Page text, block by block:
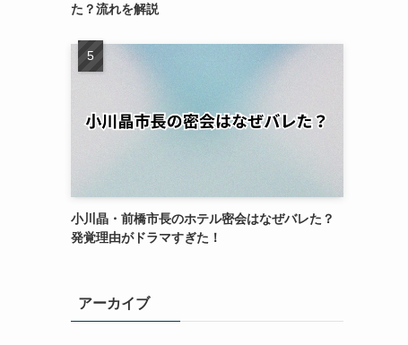
た？流れを解説
小川晶・前橋市長のホテル密会はなぜバレた？
発覚理由がドラマすぎた！
アーカイブ